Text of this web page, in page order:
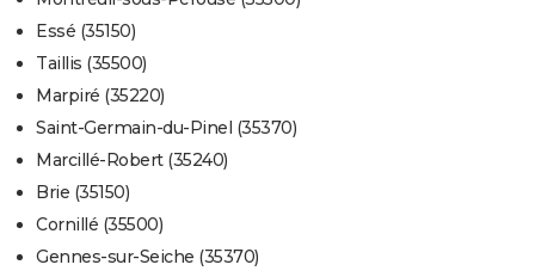
Essé (35150)
Taillis (35500)
Marpiré (35220)
Saint-Germain-du-Pinel (35370)
Marcillé-Robert (35240)
Brie (35150)
Cornillé (35500)
Gennes-sur-Seiche (35370)